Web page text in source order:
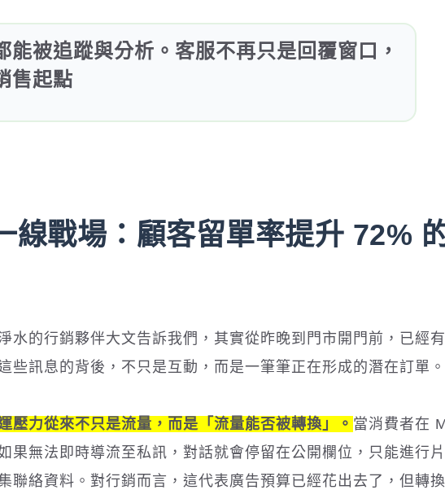
被追蹤與分析。客服不再只是回覆窗口，
售起點
線戰場：顧客留單率提升 72%
水的行銷夥伴大文告訴我們，其實從昨晚到門市開門前，已經
些訊息的背後，不只是互動，而是一筆筆正在形成的潛在訂單。
壓力從來不只是流量，而是「流量能否被轉換」。 當消費者在
果無法即時導流至私訊，對話就會停留在公開欄位，只能進行
聯絡資料。對行銷而言，這代表廣告預算已經花出去了，但轉